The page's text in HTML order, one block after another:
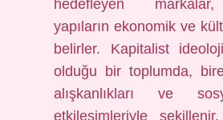
hedefleyen
yapıların ekonomik ve
belirler. Kapitalist
olduğu bir toplumda,
alışkanlıkları ve
etkileşimleriyle